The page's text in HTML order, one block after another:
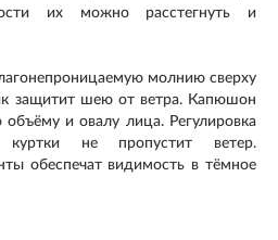
их можно расстегнуть и
молнию сверху
защитит шею от ветра. Капюшон
объёму и овалу лица. Регулировка
не пропустит ветер.
обеспечат видимость в тёмное